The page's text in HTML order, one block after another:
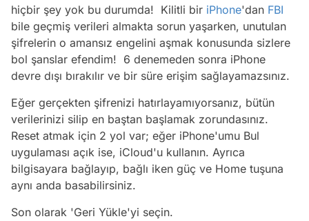
hiçbir şey yok bu durumda! Kilitli bir iPhone'dan FBI
bile geçmiş verileri almakta sorun yaşarken, unutulan
şifrelerin o amansız engelini aşmak konusunda sizlere
bol şanslar efendim! 6 denemeden sonra iPhone
devre dışı bırakılır ve bir süre erişim sağlayamazsınız.
Eğer gerçekten şifrenizi hatırlayamıyorsanız, bütün
verilerinizi silip en baştan başlamak zorundasınız.
Reset atmak için 2 yol var; eğer iPhone'umu Bul
uygulaması açık ise, iCloud'u kullanın. Ayrıca
bilgisayara bağlayıp, bağlı iken güç ve Home tuşuna
aynı anda basabilirsiniz.
Son olarak 'Geri Yükle'yi seçin.